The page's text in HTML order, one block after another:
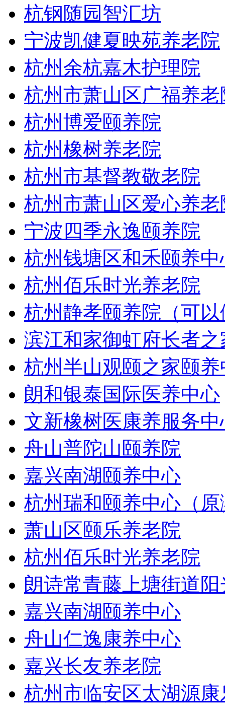
杭钢随园智汇坊
宁波凯健夏映苑养老院
杭州余杭嘉木护理院
杭州市萧山区广福养老
杭州博爱颐养院
杭州橡树养老院
杭州市基督教敬老院
杭州市萧山区爱心养老
宁波四季永逸颐养院
杭州钱塘区和禾颐养中
杭州佰乐时光养老院
杭州静孝颐养院（可
滨江和家御虹府长者之
杭州半山观颐之家颐养
朗和银泰国际医养中心
文新橡树医康养服务中
舟山普陀山颐养院
嘉兴南湖颐养中心
杭州瑞和颐养中心（
萧山区颐乐养老院
杭州佰乐时光养老院
朗诗常青藤上塘街道
嘉兴南湖颐养中心
舟山仁逸康养中心
嘉兴长友养老院
杭州市临安区太湖源